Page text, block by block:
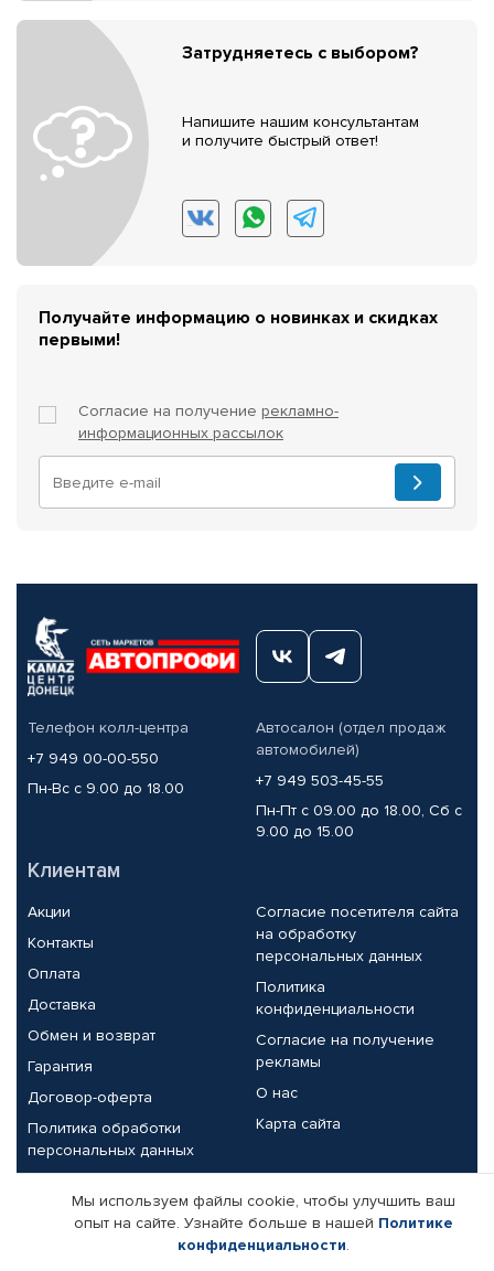
Затрудняетесь с выбором?
Напишите нашим консультантам
и получите быстрый ответ!
Получайте информацию о новинках и скидках
первыми!
Согласие на получение рекламно-
информационных рассылок
Телефон колл-центра
+7 949 00-00-550
Пн-Вс с 9.00 до 18.00
Автосалон (отдел продаж
автомобилей)
+7 949 503-45-55
Пн-Пт с 09.00 до 18.00, Сб с
9.00 до 15.00
Клиентам
Акции
Контакты
Оплата
Доставка
Обмен и возврат
Гарантия
Договор-оферта
Политика обработки
персональных данных
Согласие посетителя сайта
на обработку
персональных данных
Политика
конфиденциальности
Согласие на получение
рекламы
О нас
Карта сайта
Партнерам
Корпоративным клиентам
Реквизиты компании
Мы используем файлы cookie, чтобы улучшить ваш
опыт на сайте. Узнайте больше в нашей Политике
конфиденциальности.